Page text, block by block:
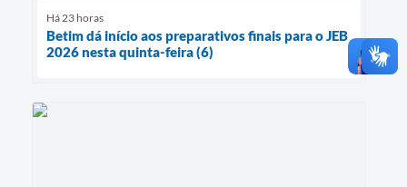
Há 23 horas
Betim dá início aos preparativos finais para o JEB
2026 nesta quinta-feira (6)